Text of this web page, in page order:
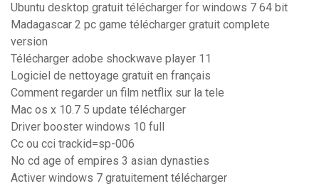
Ubuntu desktop gratuit télécharger for windows 7 64 bit
Madagascar 2 pc game télécharger gratuit complete
version
Télécharger adobe shockwave player 11
Logiciel de nettoyage gratuit en français
Comment regarder un film netflix sur la tele
Mac os x 10.7 5 update télécharger
Driver booster windows 10 full
Cc ou cci trackid=sp-006
No cd age of empires 3 asian dynasties
Activer windows 7 gratuitement télécharger